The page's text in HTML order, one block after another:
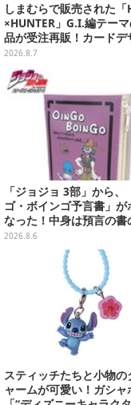
しまむらで販売された「
×HUNTER」G.I.編テー
品が受注再販！カードデ
キーホルダーや、キルア
リフ付ソックスなど
2026.8.7
「ジョジョ 3部」から、
ゴ・ボインゴ予言書」が
なった！中身は預言の書
アニメ総柄デザインをプ
2026.8.6
スティッチたちと小物の
ャームが可愛い！ガシャ